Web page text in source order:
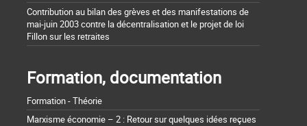
Contribution au bilan des grèves et des manifestations de
mai-juin 2003 contre la décentralisation et le projet de loi
Fillon sur les retraites
Formation, documentation
Formation - Théorie
Marxisme économie – 2 : Retour sur quelques idées reçues